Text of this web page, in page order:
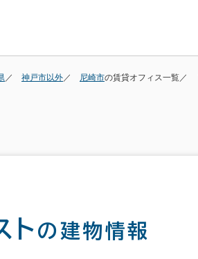
神戸市以外 尼崎市の賃貸オフィス一覧
ト の建物情報